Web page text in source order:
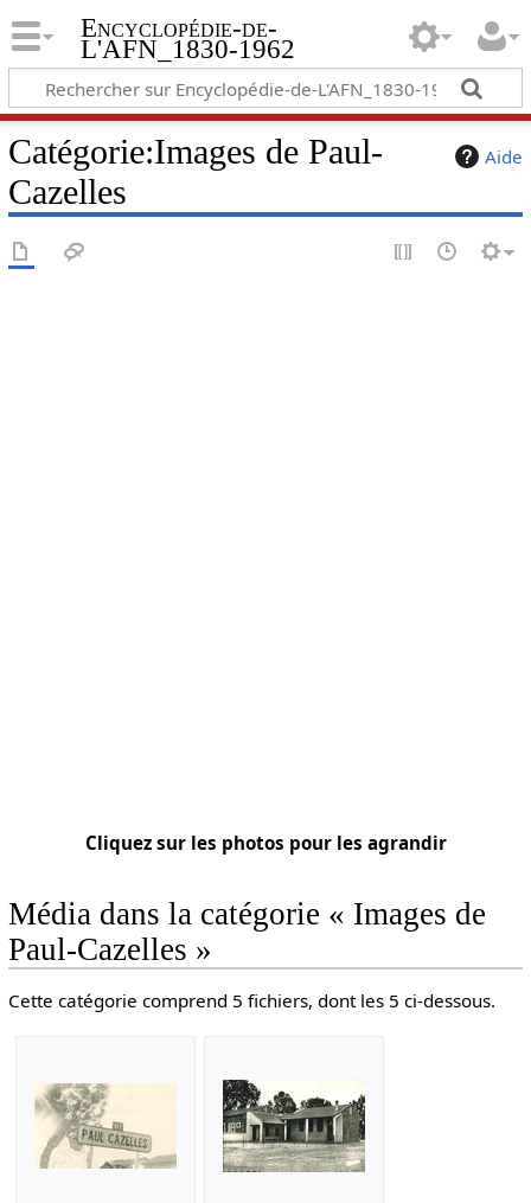
Encyclopédie-de-
L'AFN_1830-1962
Aide
Catégorie:Images de Paul-
Cazelles
Cliquez sur les photos pour les agrandir
Média dans la catégorie « Images de
Paul-Cazelles »
Cette catégorie comprend 5 fichiers, dont les 5 ci-dessous.